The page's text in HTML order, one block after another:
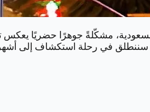
السعودية، مشكّلةً جوهرًا
في رحلة استكشاف إلى أشهر